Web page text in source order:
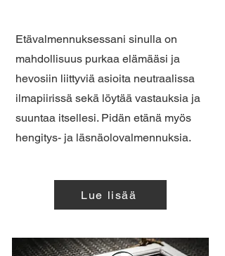
Etävalmennuksessani sinulla on
mahdollisuus purkaa elämääsi ja
hevosiin liittyviä asioita neutraalissa
ilmapiirissä sekä löytää vastauksia ja
suuntaa itsellesi. Pidän etänä myös
hengitys- ja läsnäolovalmennuksia.
Lue lisää